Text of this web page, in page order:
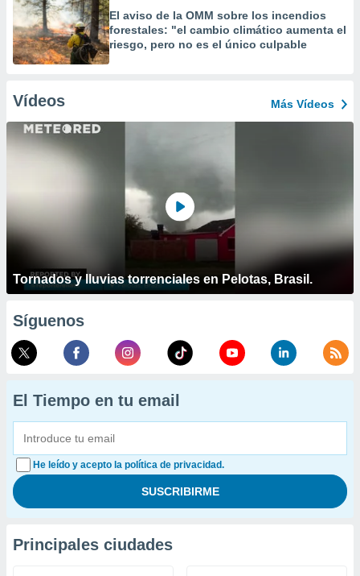
El aviso de la OMM sobre los incendios
forestales: "el cambio climático aumenta el
riesgo, pero no es el único culpable
Vídeos Más Vídeos
Tornados y lluvias torrenciales en Pelotas, Brasil.
Síguenos
El Tiempo en tu email
He leído y acepto la política de privacidad.
Principales ciudades